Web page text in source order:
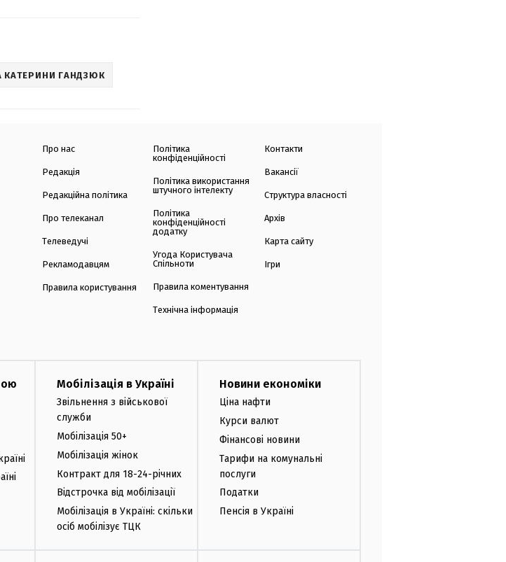
КАТЕРИНИ ГАНДЗЮК
Про нас
Редакція
Редакційна політика
Про телеканал
Телеведучі
Рекламодавцям
Правила користування
Політика
конфіденційності
Політика використання
штучного інтелекту
Політика
конфіденційності
додатку
Угода Користувача
Спільноти
Правила коментування
Технічна інформація
Контакти
Вакансії
Структура власності
Архів
Карта сайту
Ігри
Мобілізація в Україні
Звільнення з військової
служби
Мобілізація 50+
Мобілізація жінок
Контракт для 18-24-річних
Відстрочка від мобілізації
Мобілізація в Україні: скільки
осіб мобілізує ТЦК
Новини економіки
Ціна нафти
Курси валют
Фінансові новини
Тарифи на комунальні
послуги
Податки
Пенсія в Україні